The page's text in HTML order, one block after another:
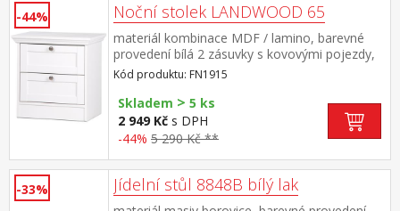
-44% Noční stolek LANDWOOD 65
materiál kombinace MDF / lamino, barevné
provedení bílá 2 zásuvky s kovovými pojezdy,
úchytky starožitného vzhledu součást sestavy
Landwood
Kód produktu: FN1915
Skladem > 5 ks
2 949 Kč s DPH
-44% 5 290 Kč **
-33% Jídelní stůl 8848B bílý lak